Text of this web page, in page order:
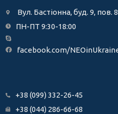
Вул. Бастіонна, буд. 9, пов.
ПН-ПТ 9:30-18:00
facebook.com/
+38 (099) 332-26-45
+38 (044) 286-66-68